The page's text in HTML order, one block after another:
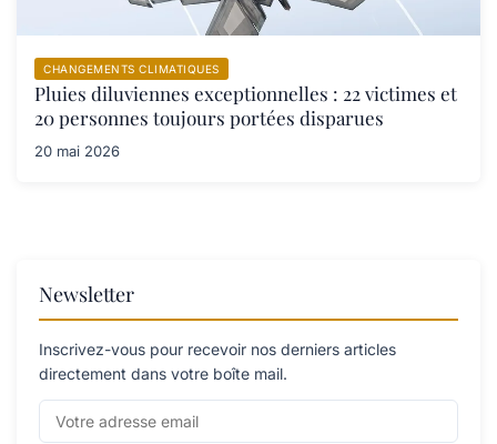
CHANGEMENTS CLIMATIQUES
Pluies diluviennes exceptionnelles : 22 victimes et
20 personnes toujours portées disparues
20 mai 2026
Newsletter
Inscrivez-vous pour recevoir nos derniers articles
directement dans votre boîte mail.